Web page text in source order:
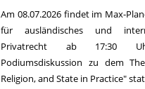
Am 08.07.2026 findet im Max-
für ausländisches und
Privatrecht ab 17:30
Podiumsdiskussion zu dem
Religion, and State in Practice"